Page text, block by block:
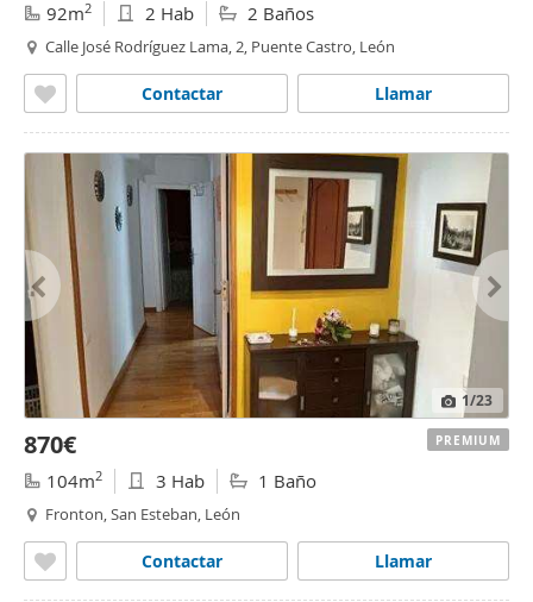
92m2 2 Hab 2 Baños
Calle José Rodríguez Lama, 2, Puente Castro, León
Llamar
Contactar
1/23
870€
104m2 3 Hab 1 Baño
Fronton, San Esteban, León
Llamar
Contactar
PREMIUM